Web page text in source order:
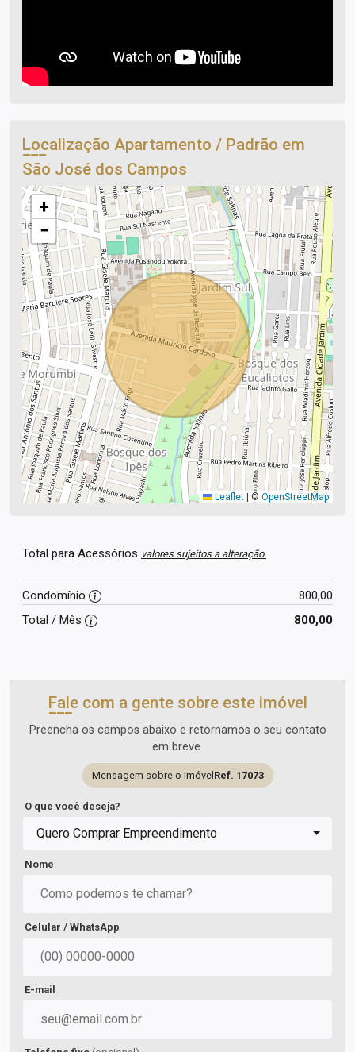
Localização Apartamento / Padrão em
São José dos Campos
+
−
Leaflet © OpenStreetMap
Total para Acessórios valores sujeitos a alteração.
Condomínio
800,00
Total / Mês
800,00
Fale com a gente sobre este imóvel
Preencha os campos abaixo e retornamos o seu contato
em breve.
Mensagem sobre o imóvel Ref. 17073
O que você deseja?
Quero Comprar Empreendimento
Nome
Celular / WhatsApp
E-mail